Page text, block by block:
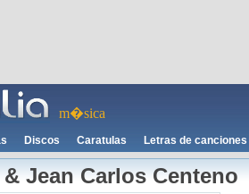
m�sica
Discos Caratulas Letras de canciones
Jean Carlos Centeno